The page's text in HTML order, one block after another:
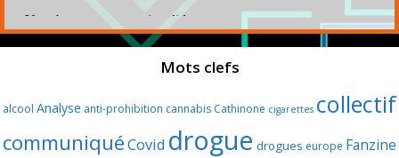
Mots clefs
alcool Analyse anti-prohibition cannabis Cathinone cigarettes collectif
communiquéCovid drogue drogues europe Fanzine